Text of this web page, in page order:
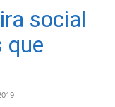
social
que